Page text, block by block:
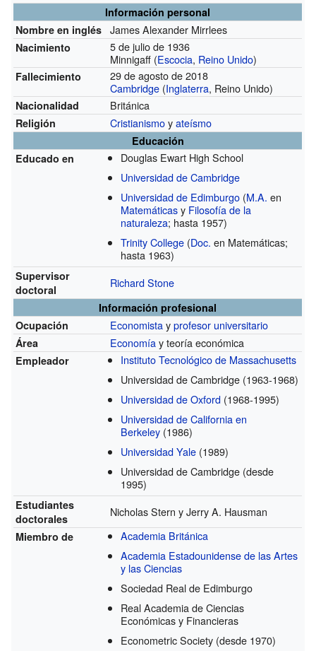
Información personal
Nombre en inglés
James Alexander Mirrlees
Nacimiento
5 de julio de 1936
Minnigaff (Escocia, Reino Unido)
Fallecimiento
29 de agosto de 2018
Cambridge (Inglaterra, Reino Unido)
Nacionalidad Británica
Religión Cristianismoyateísmo
Educación
Educado en
Douglas Ewart High School
Universidad de Cambridge
Universidad de Edimburgo (M.A. en
Matemáticasy Filosofía de la
naturaleza; hasta 1957)
Trinity College (Doc. en Matemáticas;
hasta 1963)
Supervisor
doctoral
Richard Stone
Información profesional
Ocupación
Economistayprofesor universitario
Área Economíay teoría económica
Empleador
Instituto Tecnológico de Massachusetts
Universidad de Cambridge (1963-1968)
Universidad de Oxford (1968-1995)
Universidad de California en
Berkeley (1986)
Universidad Yale (1989)
Universidad de Cambridge (desde
1995)
Estudiantes
doctorales
Nicholas Stern y Jerry A. Hausman
Miembro de
Academia Británica
Academia Estadounidense de las Artes
y las Ciencias
Sociedad Real de Edimburgo
Real Academia de Ciencias
Económicas y Financieras
Econometric Society (desde 1970)